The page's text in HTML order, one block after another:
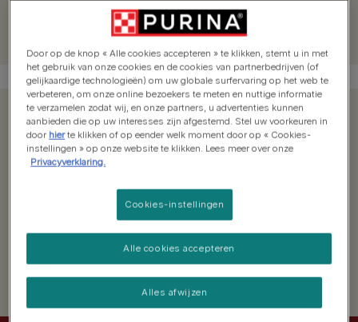
immuunsysteem te ondersteunen. Kortom, om hem
gezond te houden
Door op de knop « Alle cookies accepteren » te klikken, stemt u in met
het gebruik van onze cookies en de cookies van partnerbedrijven (of
gelijkaardige technologieën) om uw globale surfervaring op het web te
verbeteren, om onze online bezoekers te meten en nuttige informatie
te verzamelen zodat wij, en onze partners, u advertenties kunnen
aanbieden die op uw interesses zijn afgestemd. Stel uw voorkeuren in
door hierte klikken of op eender welk moment door op « Cookies-
instellingen » op onze website te klikken. Lees meer over onze
Privacyverklaring.
Cookies-instellingen
Alles afwijzen
Alle cookies accepteren